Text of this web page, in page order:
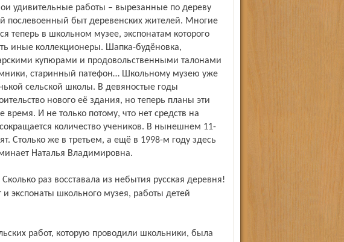
удивительные работы – вырезанные по дереву
послевоенный быт деревенских жителей. Многие
теперь в школьном музее, экспонатам которого
иные коллекционеры. Шапка-будёновка,
купюрами и продовольственными талонами
старинный патефон… Школьному музею уже
сельской школы. В девяностые годы
нового её здания, но теперь планы эти
время. И не только потому, что нет средств на
сокращается количество учеников. В нынешнем 11-
Столько же в третьем, а ещё в 1998-м году здесь
Наталья Владимировна.
и экспонаты школьного музея, работы детей